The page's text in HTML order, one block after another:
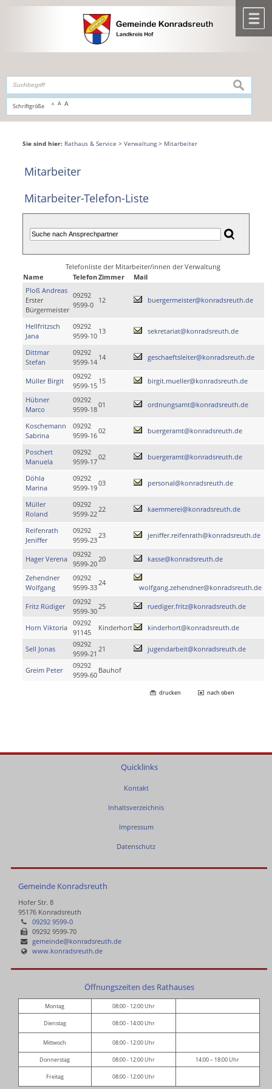
,zur Navigationoderzur Startseitespringen.
Schriftgröße A A A
suchen
Sie sind hier: Rathaus & Service > Verwaltung> Mitarbeiter
Mitarbeiter
Mitarbeiter-Telefon-Liste
Telefonliste der Mitarbeiter/innen der Verwaltung
Name
TelefonZimmer
Mail
Ploß Andreas
Erster
Bürgermeister
09292
9599-0
12 buergermeister@konradsreuth.de
Hellfritzsch
Jana
09292
9599-10
13 sekretariat@konradsreuth.de
Dittmar
Stefan
09292
9599-14
14 geschaeftsleiter@konradsreuth.de
Müller Birgit
09292
9599-15
15 birgit.mueller@konradsreuth.de
Hübner
Marco
09292
9599-18
01 ordnungsamt@konradsreuth.de
Koschemann
Sabrina
09292
9599-16
02 buergeramt@konradsreuth.de
Poschert
Manuela
09292
9599-17
02 buergeramt@konradsreuth.de
Döhla
Marina
09292
9599-19
03 personal@konradsreuth.de
Müller
Roland
09292
9599-22
22 kaemmerei@konradsreuth.de
Reifenrath
Jeniffer
09292
9599-23
23 jeniffer.reifenrath@konradsreuth.de
Hager Verena
09292
9599-20
20 kasse@konradsreuth.de
Zehendner
Wolfgang
09292
9599-33
24
wolfgang.zehendner@konradsreuth.de
Fritz Rüdiger
09292
9599-30
25 ruediger.fritz@konradsreuth.de
Horn Viktoria
09292
91145
Kinderhort kinderhort@konradsreuth.de
Sell Jonas
09292
9599-21
21 jugendarbeit@konradsreuth.de
Greim Peter
09292
9599-60
Bauhof
drucken nach oben
Quicklinks
Kontakt
Inhaltsverzeichnis
Impressum
Datenschutz
Gemeinde Konradsreuth
Hofer Str. 8
95176 Konradsreuth
09292 9599-0
09292 9599-70
gemeinde@konradsreuth.de
www.konradsreuth.de
Öffnungszeiten des Rathauses
Montag 08:00 - 12:00 Uhr
Dienstag 08:00 - 14:00 Uhr
Mittwoch 08:00 - 12:00 Uhr
Donnerstag 08:00 - 12:00 Uhr 14:00 – 18:00 Uhr
Freitag 08:00 - 12:00 Uhr